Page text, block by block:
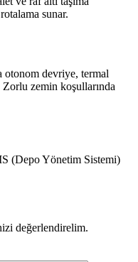
sunar.
otonom devriye, termal
zemin koşullarında
(Depo Yönetim Sistemi)
değerlendirelim.